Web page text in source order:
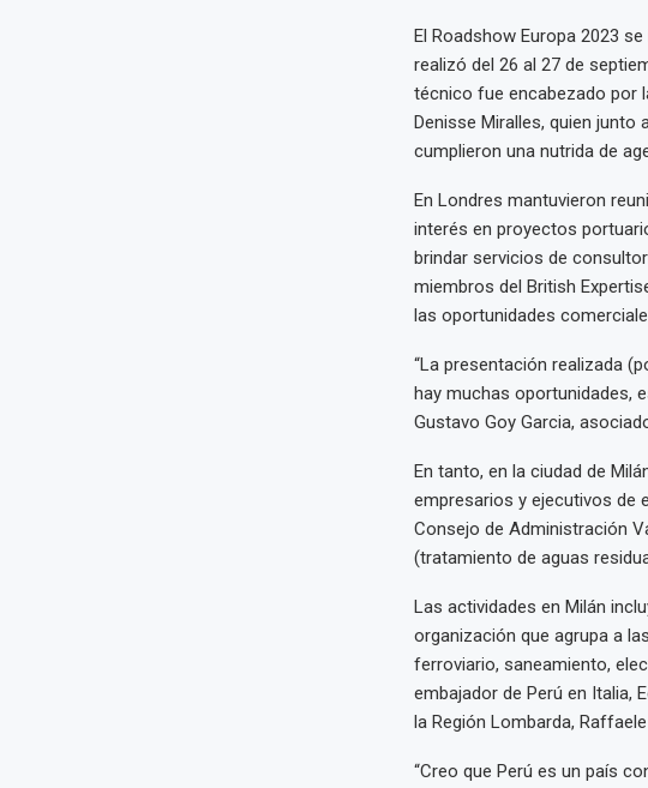
El Roadshow Europa 2023
realizó del 26 al 27 de
técnico fue encabezado por
Denisse Miralles, quien
cumplieron una nutrida de
En Londres mantuvieron
interés en proyectos
brindar servicios de
miembros del British
las oportunidades
“La presentación realizada
hay muchas oportunidades,
Gustavo Goy Garcia,
En tanto, en la ciudad de
empresarios y ejecutivos de
Consejo de Administración
(tratamiento de aguas
Las actividades en Milán
organización que agrupa a
ferroviario, saneamiento,
embajador de Perú en Italia,
la Región Lombarda,
“Creo que Perú es un país